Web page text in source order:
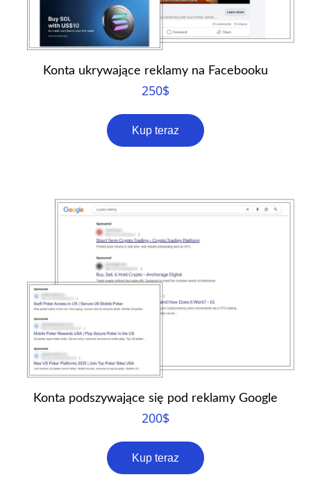
Konta ukrywające reklamy na Facebooku
250$
Kup teraz
Konta podszywające się pod reklamy Google
200$
Kup teraz